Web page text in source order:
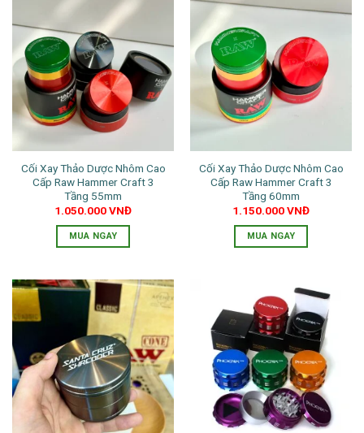
có
nhiều
biến
thể.
Các
tùy
chọn
có
thể
được
chọn
trên
sản
Cối Xay Thảo Dược Nhôm Cao
Cấp Raw Hammer Craft 3
Tầng 55mm
1.050.000VNĐ
MUA NGAY
có
biến
thể.
Các
tùy
chọn
có
Cối Xay Thảo Dược Nhôm Cao
Cấp Raw Hammer Craft 3
Tầng 60mm
1.150.000VNĐ
MUA NGAY
có
nhiều
biến
thể.
Các
tùy
chọn
có